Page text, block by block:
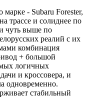
марке - Subaru Forester,
трассе и солиднее по
и чуть выше по
реалий с их
комбинация
+ большой
логичных
и кроссовера, и
одновременно.
стабильный